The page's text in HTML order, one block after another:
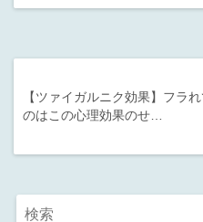
【ツァイガルニク効果】フラ
のはこの心理効果のせ…